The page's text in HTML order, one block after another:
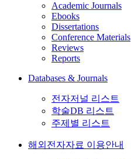
Academic Journals
Ebooks
Dissertations
Conference Materials
Reviews
Reports
Databases & Journals
전자저널 리스트
학술DB 리스트
주제별 리스트
해외전자자료 이용안내